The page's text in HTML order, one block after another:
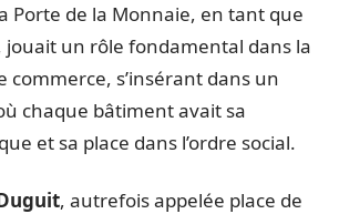
Porte de la Monnaie, en tant que
jouait un rôle fondamental dans la
commerce, s’insérant dans un
chaque bâtiment avait sa
et sa place dans l’ordre social.
, autrefois appelée place de